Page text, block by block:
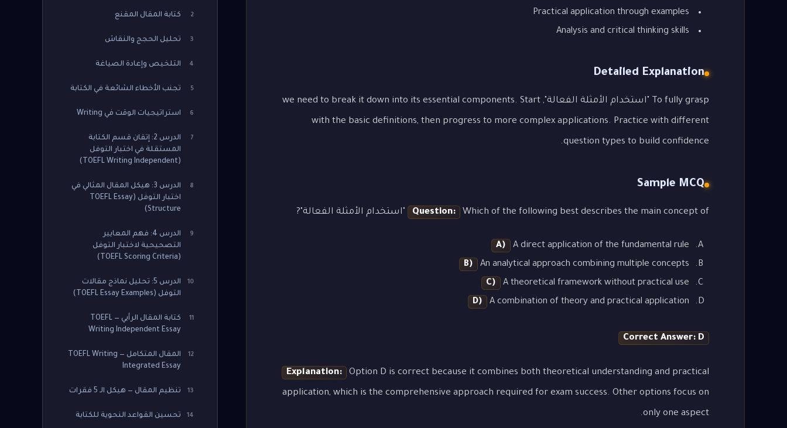
Practical application through examples
Analysis and critical thinking skills
Detailed Explanation
To fully grasp "استخدام الأمثلة الفعالة", we need to break it down into its essential components. Start
with the basic definitions, then progress to more complex applications. Practice with different
question types to build confidence.
Sample MCQ
Question: Which of the following best describes the main concept of "استخدام الأمثلة الفعالة"?
A)
A direct application of the fundamental rule
B)
An analytical approach combining multiple concepts
C)
A theoretical framework without practical use
D)
A combination of theory and practical application
Correct Answer: D
Explanation: Option D is correct because it combines both theoretical understanding and practical
application, which is the comprehensive approach required for exam success. Other options focus on
only one aspect.
2 كتابة المقال المقنع
3 تحليل الحجج والنقاش
4 التلخيص وإعادة الصياغة
5 تجنب الأخطاء الشائعة في الكتابة
6 استراتيجيات الوقت في Writing
7
الدرس 2: إتقان قسم الكتابة
المستقلة في اختبار التوفل
(TOEFL Writing Independent)
8
الدرس 3: هيكل المقال المثالي في
اختبار التوفل (TOEFL Essay
Structure)
9
الدرس 4: فهم المعايير
التصحيحية لاختبار التوفل
(TOEFL Scoring Criteria)
10
الدرس 5: تحليل نماذج مقالات
التوفل (TOEFL Essay Examples)
11
كتابة المقال الرأيي — TOEFL
Writing Independent Essay
12
المقال المتكامل — TOEFL Writing
Integrated Essay
13 تنظيم المقال — هيكل الـ 5 فقرات
14 تحسين القواعد النحوية للكتابة